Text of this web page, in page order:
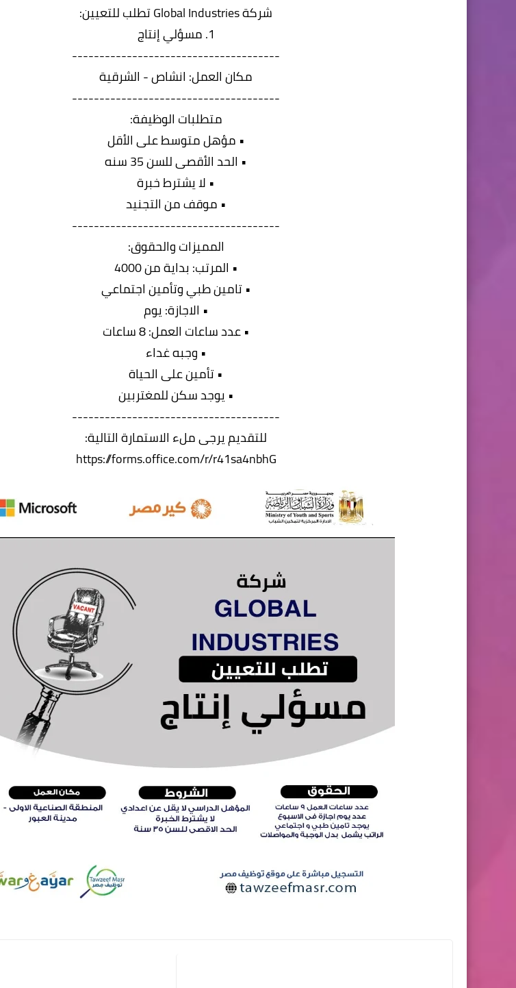
شركة Global Industries تطلب للتعيين:
1. مسؤلي إنتاج
--------------------------------------
مكان العمل: انشاص - الشرقية
--------------------------------------
متطلبات الوظيفة:
• مؤهل متوسط على الأقل
• الحد الأقصى للسن 35 سنه
• لا يشترط خبرة
• موقف من التجنيد
--------------------------------------
المميزات والحقوق:
• المرتب: بداية من 4000
• تامين طبي وتأمين اجتماعي
• الاجازة: يوم
• عدد ساعات العمل: 8 ساعات
• وجبه غداء
• تأمين على الحياة
• يوجد سكن للمغتربين
--------------------------------------
للتقديم يرجى ملء الاستمارة التالية:
https://forms.office.com/r/r41sa4nbhG